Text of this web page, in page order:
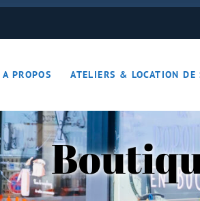
– Apérotime
A PROPOS ATELIERS & LOCATION DE
ON JOUE… ON S’DETEND !!
ON JOUE… ON S’DETEND !!